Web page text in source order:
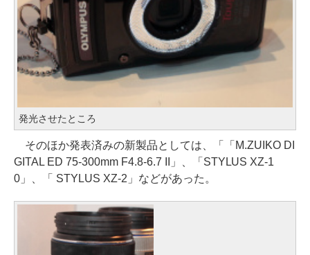
発光させたところ
そのほか発表済みの新製品としては、「「M.ZUIKO DI
GITAL ED 75-300mm F4.8-6.7 II」、「STYLUS XZ-1
0」、「 STYLUS XZ-2」などがあった。